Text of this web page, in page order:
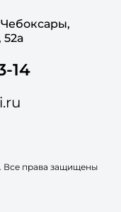
52а
14
Все права защищены